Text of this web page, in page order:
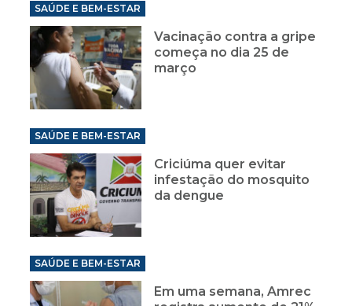
SAÚDE E BEM-ESTAR
Vacinação contra a gripe
começa no dia 25 de
março
SAÚDE E BEM-ESTAR
Criciúma quer evitar
infestação do mosquito
da dengue
SAÚDE E BEM-ESTAR
Em uma semana, Amrec